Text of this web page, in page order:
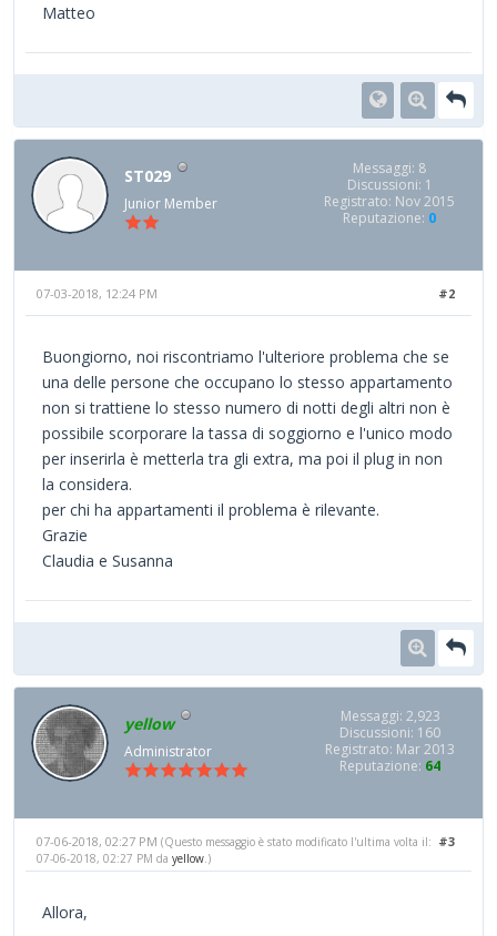
Matteo
ST029
Junior Member
Messaggi: 8
Discussioni: 1
Registrato: Nov 2015
Reputazione: 0
#2
07-03-2018, 12:24 PM
Buongiorno, noi riscontriamo l'ulteriore problema che se
una delle persone che occupano lo stesso appartamento
non si trattiene lo stesso numero di notti degli altri non è
possibile scorporare la tassa di soggiorno e l'unico modo
per inserirla è metterla tra gli extra, ma poi il plug in non
la considera.
per chi ha appartamenti il problema è rilevante.
Grazie
Claudia e Susanna
yellow
Administrator
Messaggi: 2,923
Discussioni: 160
Registrato: Mar 2013
Reputazione: 64
#3
07-06-2018, 02:27 PM (Questo messaggio è stato modificato l'ultima volta il:
07-06-2018, 02:27 PM da yellow.)
Allora,